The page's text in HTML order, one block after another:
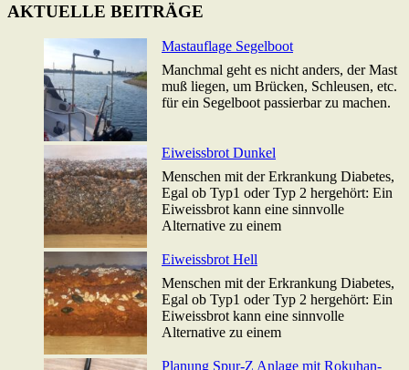
AKTUELLE BEITRÄGE
Mastauflage Segelboot
Manchmal geht es nicht anders, der Mast
muß liegen, um Brücken, Schleusen, etc.
für ein Segelboot passierbar zu machen.
Eiweissbrot Dunkel
Menschen mit der Erkrankung Diabetes,
Egal ob Typ1 oder Typ 2 hergehört: Ein
Eiweissbrot kann eine sinnvolle
Alternative zu einem
Eiweissbrot Hell
Menschen mit der Erkrankung Diabetes,
Egal ob Typ1 oder Typ 2 hergehört: Ein
Eiweissbrot kann eine sinnvolle
Alternative zu einem
Planung Spur-Z Anlage mit Rokuhan-